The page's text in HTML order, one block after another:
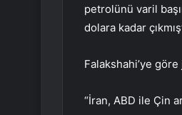
petrolünü varil
dolara kadar
Falakshahi’ye
“İran, ABD ile Çin